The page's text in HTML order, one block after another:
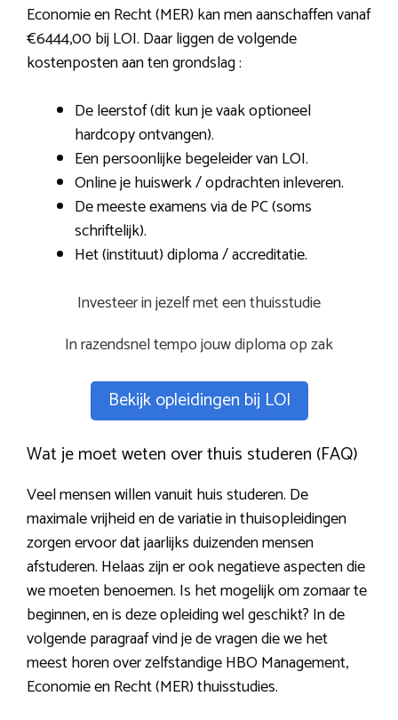
Economie en Recht (MER) kan men aanschaffen vanaf
€6444,00 bij LOI. Daar liggen de volgende
kostenposten aan ten grondslag :
De leerstof (dit kun je vaak optioneel
hardcopy ontvangen).
Een persoonlijke begeleider van LOI.
Online je huiswerk / opdrachten inleveren.
De meeste examens via de PC (soms
schriftelijk).
Het (instituut) diploma / accreditatie.
Investeer in jezelf met een thuisstudie
In razendsnel tempo jouw diploma op zak
Bekijk opleidingen bij LOI
Wat je moet weten over thuis studeren (FAQ)
Veel mensen willen vanuit huis studeren. De
maximale vrijheid en de variatie in thuisopleidingen
zorgen ervoor dat jaarlijks duizenden mensen
afstuderen. Helaas zijn er ook negatieve aspecten die
we moeten benoemen. Is het mogelijk om zomaar te
beginnen, en is deze opleiding wel geschikt? In de
volgende paragraaf vind je de vragen die we het
meest horen over zelfstandige HBO Management,
Economie en Recht (MER) thuisstudies.